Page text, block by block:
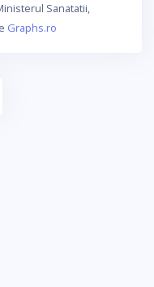
Sanatatii,
Graphs.ro